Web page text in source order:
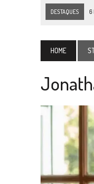
DESTAQUES 6
3 DE AGOSTO DE
3 DE AGOSTO DE
1 DE AGOSTO DE
31 DE JULHO DE
31 DE JULHO DE
6 DE AGOSTO DE
HOME